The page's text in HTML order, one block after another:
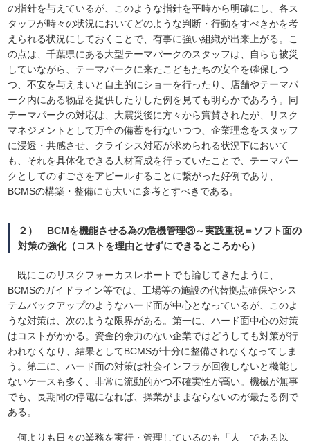
の指針を与えているが、このような指針を平時から明確にし、各ス
タッフが時々の状況においてどのような判断・行動をすべきかを考
えられる状況にしておくことで、有事に強い組織が出来上がる。こ
の点は、千葉県にある大型テーマパークのスタッフは、自らも被災
していながら、テーマパークに来たこどもたちの安全を確保しつ
つ、不安を与えまいと自主的にショーを行ったり、店舗やテーマパ
ーク内にある物品を提供したりした例を見ても明らかであろう。同
テーマパークの対応は、大震災後に方々から賞賛されたが、リスク
マネジメントとして万全の備蓄を行ないつつ、企業理念をスタッフ
に浸透・共感させ、クライシス対応が求められる状況下において
も、それを具体化できる人材育成を行っていたことで、テーマパー
クとしてのすごさをアピールすることに繋がった好例であり、
BCMSの構築・整備にも大いに参考とすべきである。
２） BCMを機能させる為の危機管理③～実践重視＝ソフト面の
対策の強化（コストを理由とせずにできるところから）
既にこのリスクフォーカスレポートでも論じてきたように、
BCMSのガイドライン等では、工場等の施設の代替拠点確保やシス
テムバックアップのようなハード面が中心となっているが、このよ
うな対策は、次のような限界がある。第一に、ハード面中心の対策
はコストがかかる。資金的余力のない企業ではどうしても対策が行
われなくなり、結果としてBCMSが十分に整備されなくなってしま
う。第二に、ハード面の対策は社会インフラが回復しないと機能し
ないケースも多く、非常に流動的かつ不確実性が高い。機械が無事
でも、長期間の停電になれば、操業がままならないのが最たる例で
ある。
何よりも日々の業務を実行・管理しているのも「人」である以